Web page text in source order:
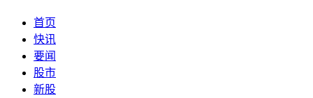
首页
快讯
要闻
股市
新股